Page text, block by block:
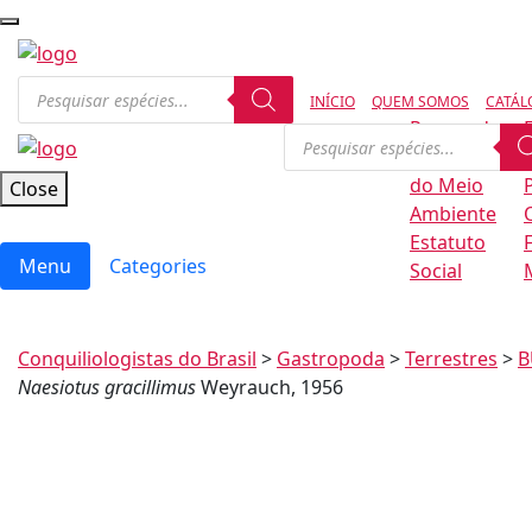
INÍCIO QUEM SOMOS
Regras de
Conservação
do Meio
Ambiente
Estatuto
Social
Close
Menu Categories
Conquiliologistas do Brasil > Gastropoda >Terrestres >
Naesiotus gracillimusWeyrauch, 1956